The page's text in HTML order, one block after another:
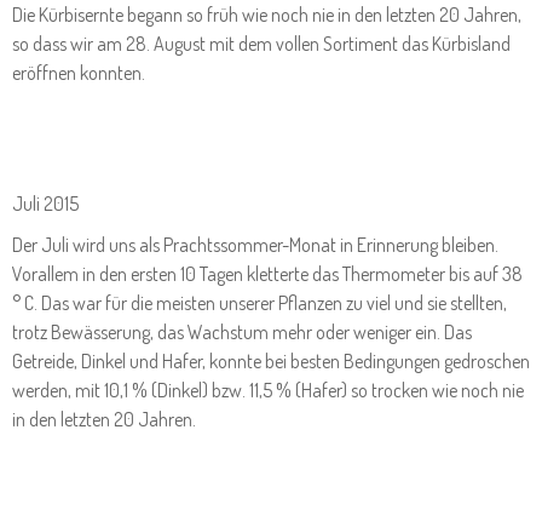
Die Kürbisernte begann so früh wie noch nie in den letzten 20 Jahren,
so dass wir am 28. August mit dem vollen Sortiment das Kürbisland
eröffnen konnten.
Juli 2015
Der Juli wird uns als Prachtssommer-Monat in Erinnerung bleiben.
Vorallem in den ersten 10 Tagen kletterte das Thermometer bis auf 38
° C. Das war für die meisten unserer Pflanzen zu viel und sie stellten,
trotz Bewässerung, das Wachstum mehr oder weniger ein. Das
Getreide, Dinkel und Hafer, konnte bei besten Bedingungen gedroschen
werden, mit 10,1 % (Dinkel) bzw. 11,5 % (Hafer) so trocken wie noch nie
in den letzten 20 Jahren.